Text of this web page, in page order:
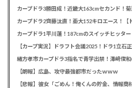
カープドラ2齊藤汰直！亜大152キロエース！【
【カープ実況】ドラフト会議2025！ドラ1立石
【朗報】広島、攻守最強都市だったｗｗｗ